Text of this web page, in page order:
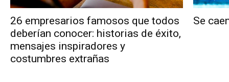
26 empresarios famosos que todos
deberían conocer: historias de éxito,
mensajes inspiradores y
costumbres extrañas
Se